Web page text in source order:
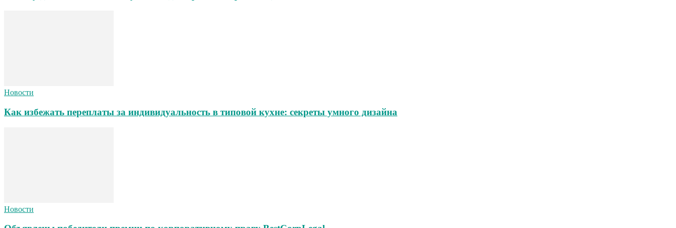
Новости
Как избежать переплаты за индивидуальность в типовой кухне: секреты умного дизайна
Новости